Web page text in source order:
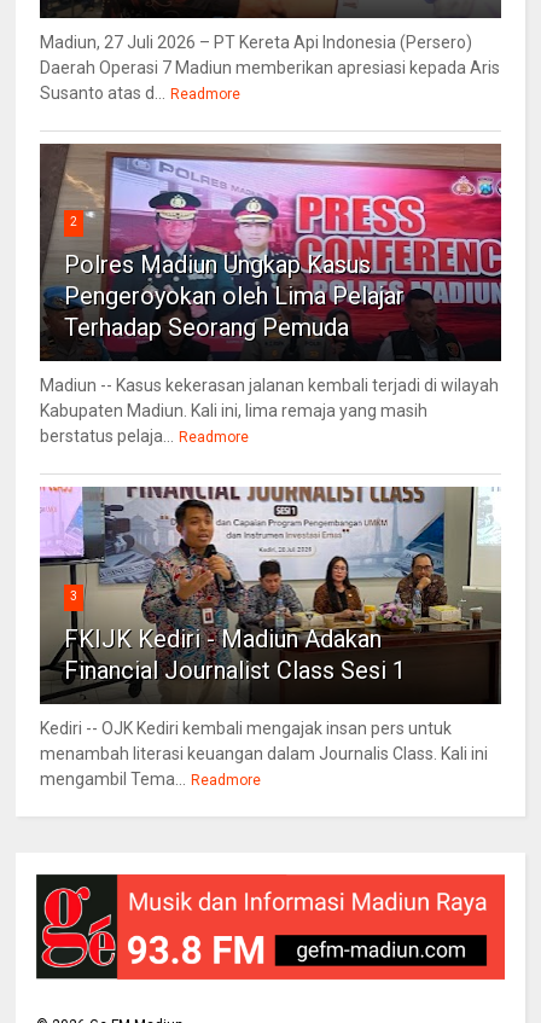
Madiun, 27 Juli 2026 – PT Kereta Api Indonesia (Persero)
Daerah Operasi 7 Madiun memberikan apresiasi kepada Aris
Susanto atas d...
Readmore
2
Polres Madiun Ungkap Kasus
Pengeroyokan oleh Lima Pelajar
Terhadap Seorang Pemuda
Madiun -- Kasus kekerasan jalanan kembali terjadi di wilayah
Kabupaten Madiun. Kali ini, lima remaja yang masih
berstatus pelaja...
Readmore
3
FKIJK Kediri - Madiun Adakan
Financial Journalist Class Sesi 1
Kediri -- OJK Kediri kembali mengajak insan pers untuk
menambah literasi keuangan dalam Journalis Class. Kali ini
mengambil Tema...
Readmore